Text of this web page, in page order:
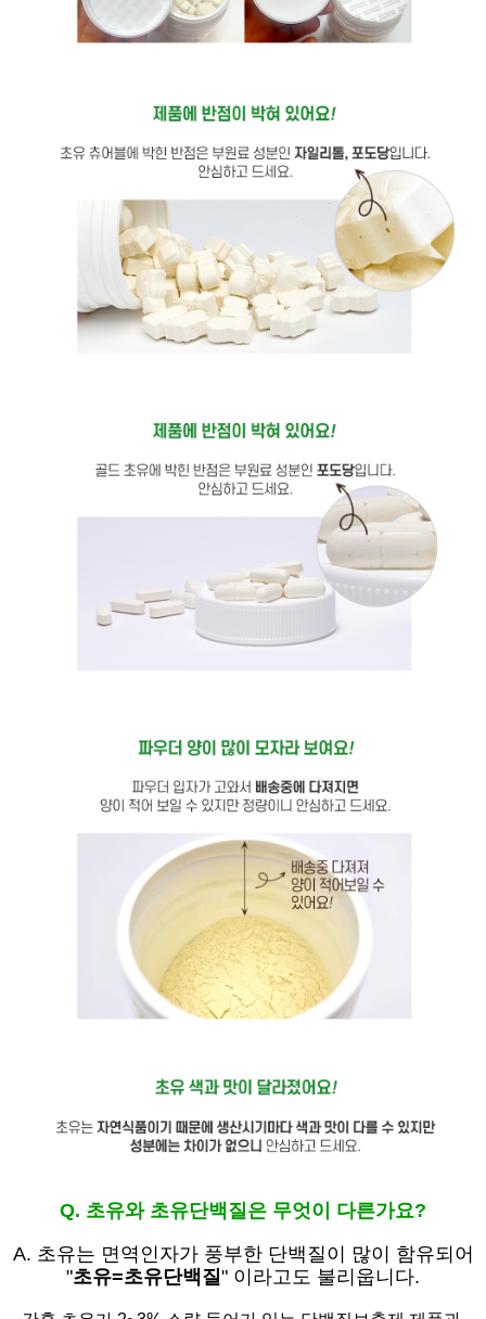
Q. 초유와 초유단백질은 무엇이 다른가요?
A. 초유는 면역인자가 풍부한 단백질이 많이 함유되어
"초유=초유단백질 " 이라고도 불리웁니다.